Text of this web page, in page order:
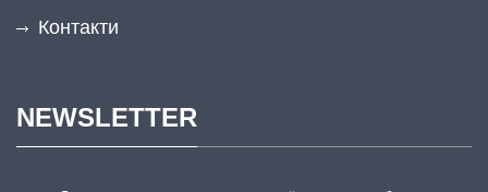
Контакти
NEWSLETTER